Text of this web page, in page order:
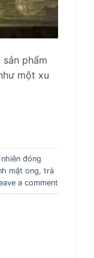
phẩm
một xu
đóng
mật ong, trà
a comment